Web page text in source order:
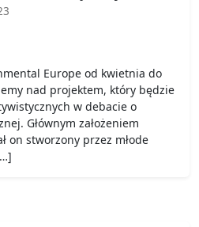
Europe od kwietnia do
nad projektem, który będzie
w debacie o
Głównym założeniem
on stworzony przez młode